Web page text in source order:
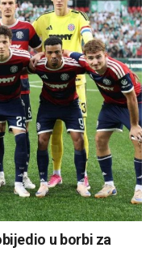
u borbi za